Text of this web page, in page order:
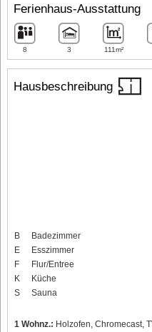
Hausbeschreibung
B
Badezimmer
E
Esszimmer
F
Flur/Entree
K
Küche
S
Sauna
1 Wohnz.: Holzofen, Chromecast,
Ferienhaus-Ausstattung
8 3 111m²